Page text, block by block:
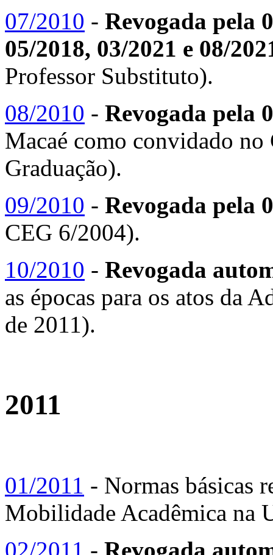
07/2010 - Revogada pela
05/2018, 03/2021 e 08/
Professor Substituto).
08/2010 - Revogada pela
Macaé como convidado
Graduação).
09/2010 - Revogada pela
CEG 6/2004).
10/2010 - Revogada
as épocas para os atos da
de 2011).
2011
01/2011 - Normas básicas
Mobilidade Acadêmica na
02/2011 - Revogada